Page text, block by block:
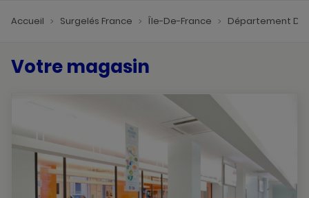
Accueil Surgelés France Île-De-France Département De
Votre magasin